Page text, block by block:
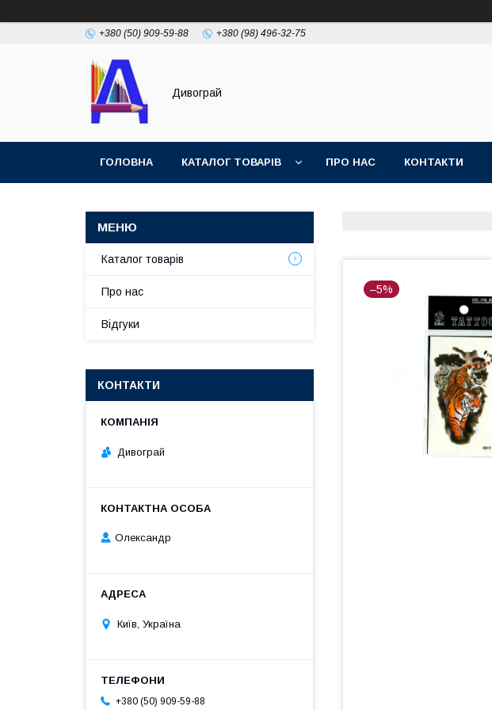
+380 (50) 909-59-88 +380 (98) 496-32-75
Дивограй
ГОЛОВНА КАТАЛОГ ТОВАРІВ ПРО НАС КОНТАКТИ
–5%
Каталог товарів
Про нас
Відгуки
КОНТАКТИ
Дивограй
Олександр
Київ, Україна
+380 (50) 909-59-88